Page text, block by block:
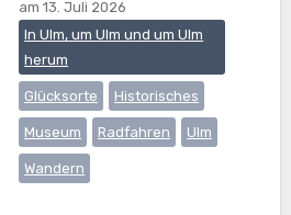
am13. Juli 2026
In Ulm, um Ulm und um Ulm
herum
Glücksorte Historisches
Museum Radfahren Ulm
Wandern